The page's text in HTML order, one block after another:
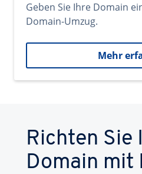
Geben Sie Ihre Domain
Domain-Umzug.
Mehr
Richten Sie
Domain mit